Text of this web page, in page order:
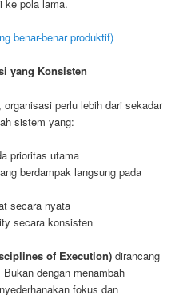
ke pola lama.
benar-benar produktif)
yang Konsisten
perlu lebih dari sekadar
sistem yang:
prioritas utama
berdampak langsung pada
secara nyata
secara konsisten
of Execution) dirancang
dengan menambah
fokus dan